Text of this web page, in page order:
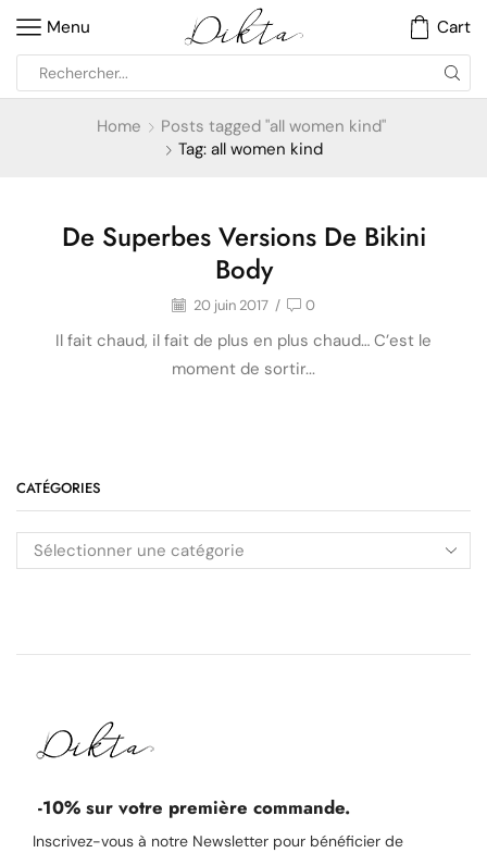
Menu Cart
Home
Posts tagged "all women kind"
Tag: all women kind
Développement personnel
De Superbes Versions De Bikini
Body
20 juin 2017 / 0
Il fait chaud, il fait de plus en plus chaud… C’est le
moment de sortir...
CATÉGORIES
-10% sur votre première commande.
Inscrivez-vous à notre Newsletter pour bénéficier de